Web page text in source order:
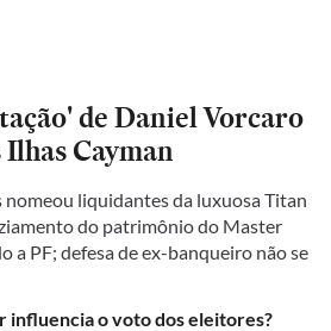
de Daniel Vorcaro
Cayman
nomeou liquidantes da luxuosa Titan
do patrimônio do Master
a PF; defesa de ex-banqueiro não se
influencia o voto dos eleitores?